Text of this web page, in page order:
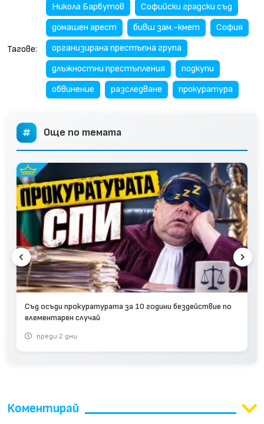
Тагове:
Никола Барбутов
Софийски градски съд
домашен арест
бивш зам.-кмет
София
организирана престъпна група
длъжностни престъпления
подкупи
обвинение
разследване прокуратура
Още по темата
Съд осъди прокуратурата за 10 години бездействие по
елементарен случай
преди 2 дни
Коментирай